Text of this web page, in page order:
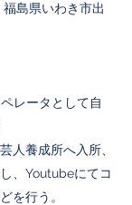
島県いわき市出
レータとして自
人養成所へ入所、
、Youtubeにてコ
を行う。